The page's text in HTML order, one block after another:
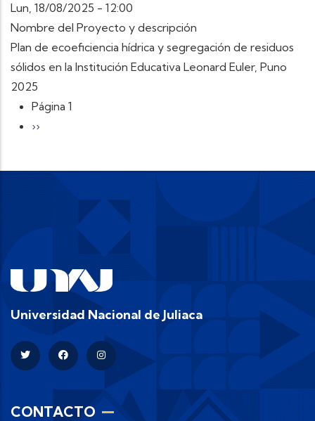
Lun, 18/08/2025 - 12:00
Nombre del Proyecto y descripción
Plan de ecoeficiencia hídrica y segregación de residuos
sólidos en la Institución Educativa Leonard Euler, Puno
2025
Paginación
Página 1
Siguiente página
››
Universidad Nacional de Juliaca
CONTACTO